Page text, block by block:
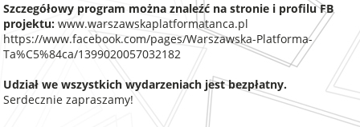
Szczegółowy program można znaleźć na stronie i profilu FB
projektu: www.warszawskaplatformatanca.pl
https://www.facebook.com/pages/Warszawska-Platforma-
Ta%C5%84ca/1399020057032182
Udział we wszystkich wydarzeniach jest bezpłatny.
Serdecznie zapraszamy!